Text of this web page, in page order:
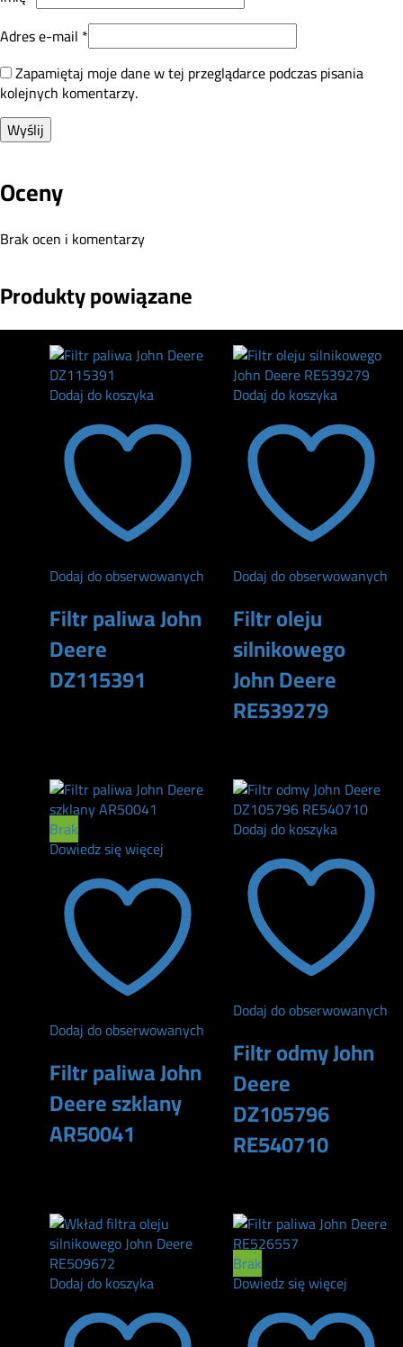
Adres e-mail *
Zapamiętaj moje dane w tej przeglądarce podczas pisania
kolejnych komentarzy.
Oceny
Brak ocen i komentarzy
Produkty powiązane
Dodaj do koszyka
Dodaj do obserwowanych
Filtr paliwa John
Deere
DZ115391
Dodaj do koszyka
Dodaj do obserwowanych
Filtr oleju
silnikowego
John Deere
RE539279
Brak
Dowiedz się więcej
Dodaj do obserwowanych
Filtr paliwa John
Deere szklany
AR50041
Dodaj do koszyka
Dodaj do obserwowanych
Filtr odmy John
Deere
DZ105796
RE540710
Dodaj do koszyka
Brak
Dowiedz się więcej